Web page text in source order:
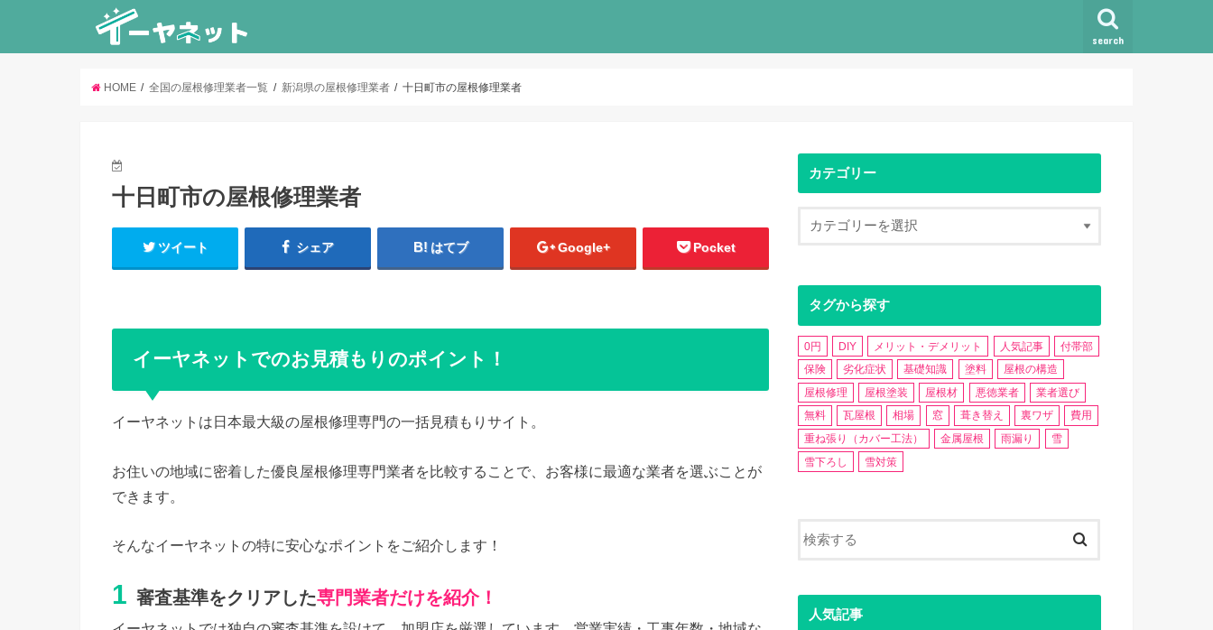
search
HOME 全国の屋根修理業者一覧 新潟県の屋根修理業者 十日町市の屋根修理業者
十日町市の屋根修理業者
ツイート シェア はてブ Google+ Pocket
イーヤネットでのお見積もりのポイント！
イーヤネットは日本最大級の屋根修理専門の一括見積もりサイト。
お住いの地域に密着した優良屋根修理専門業者を比較することで、お客様に最適な業者を選ぶことが
できます。
そんなイーヤネットの特に安心なポイントをご紹介します！
1 審査基準をクリアした専門業者だけを紹介！
カテゴリー
タグから探す
0円 DIY メリット・デメリット 人気記事
付帯部
保険
劣化症状 基礎知識 塗料
屋根の構造
屋根修理
屋根塗装 屋根材 悪徳業者
業者選び
無料
瓦屋根 相場 窓 葺き替え 裏ワザ
費用
重ね張り（カバー工法）
金属屋根 雨漏り
雪
雪下ろし
雪対策
人気記事